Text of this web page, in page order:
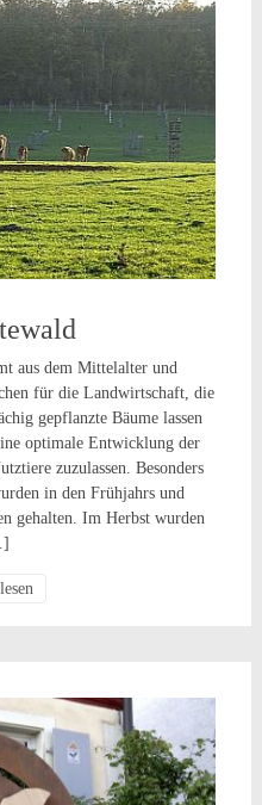
aus dem Mittelalter und
für die Landwirtschaft, die
gepflanzte Bäume lassen
optimale Entwicklung der
zuzulassen. Besonders
in den Frühjahrs und
gehalten. Im Herbst wurden